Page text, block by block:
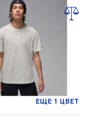
ЕЩЕ 1 ЦВЕТ